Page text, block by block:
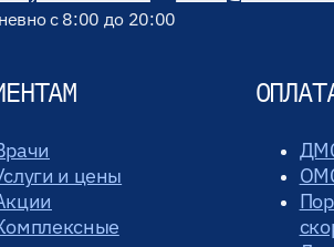
с 8:00 до 20:00
и цены